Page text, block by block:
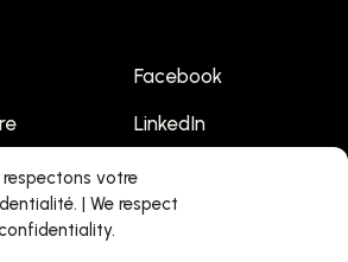
respectons votre
| We respect
Facebook
LinkedIn
Youtube